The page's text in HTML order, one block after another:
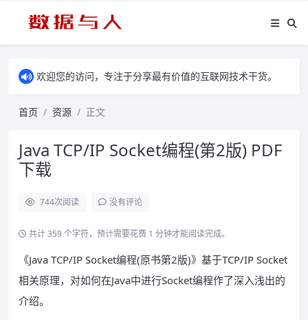
欢迎您的访问，专注于分享最有价值的互联网技术干货。
首页 资源 正文
Java TCP/IP Socket编程(第2版) PDF
下载
744次阅读 没有评论
共计 359 个字符，预计需要花费 1 分钟才能阅读完成。
《Java TCP/IP Socket编程(原书第2版)》基于TCP/IP Socket
相关原理，对如何在Java中进行Socket编程作了深入浅出的
介绍。